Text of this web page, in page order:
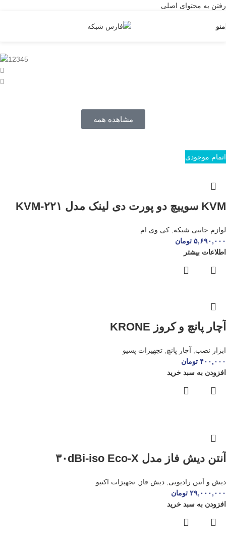
رفتن به محتوای اصلی
منو
مشاهده همه
اتمام موجودی
KVM سوییچ دو پورت دی لینک مدل KVM-۲۲۱
لوازم جانبی شبکه, کی وی ام
۵,۶۹۰,۰۰۰ تومان
اطلاعات بیشتر
آچار پانچ و کروز KRONE
ابزار نصب, آچار پانچ, تجهیزات پسیو
۴۰۰,۰۰۰ تومان
افزودن به سبد خرید
آنتن دیش فاز مدل ۳۰dBi-iso Eco-X
دیش و آنتن رادیویی, دیش فاز , تجهیزات اکتیو
۲۹,۰۰۰,۰۰۰ تومان
افزودن به سبد خرید